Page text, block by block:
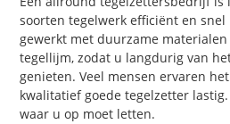
soorten tegelwerk efficiënt en
gewerkt met duurzame
tegellijm, zodat u langdurig van
genieten. Veel mensen ervaren
kwalitatief goede tegelzetter
waar u op moet letten.